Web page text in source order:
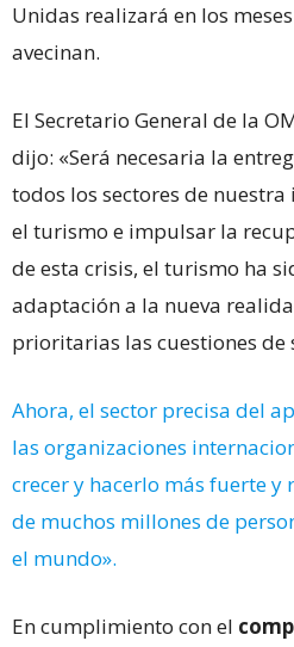
Unidas realizará en los
avecinan.
El Secretario General de la
dijo: «Será necesaria la
todos los sectores de
el turismo e impulsar la
de esta crisis, el turismo ha
adaptación a la nueva
prioritarias las cuestiones
Ahora, el sector precisa del
las organizaciones
crecer y hacerlo más fuerte y
de muchos millones de
el mundo».
En cumplimiento con el